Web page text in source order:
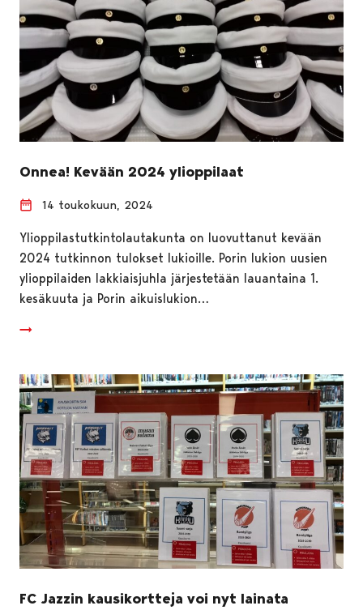
Onnea! Kevään 2024 ylioppilaat
14 toukokuun, 2024
Ylioppilastutkintolautakunta on luovuttanut kevään
2024 tutkinnon tulokset lukioille. Porin lukion uusien
ylioppilaiden lakkiaisjuhla järjestetään lauantaina 1.
kesäkuuta ja Porin aikuislukion…
FC Jazzin kausikortteja voi nyt lainata